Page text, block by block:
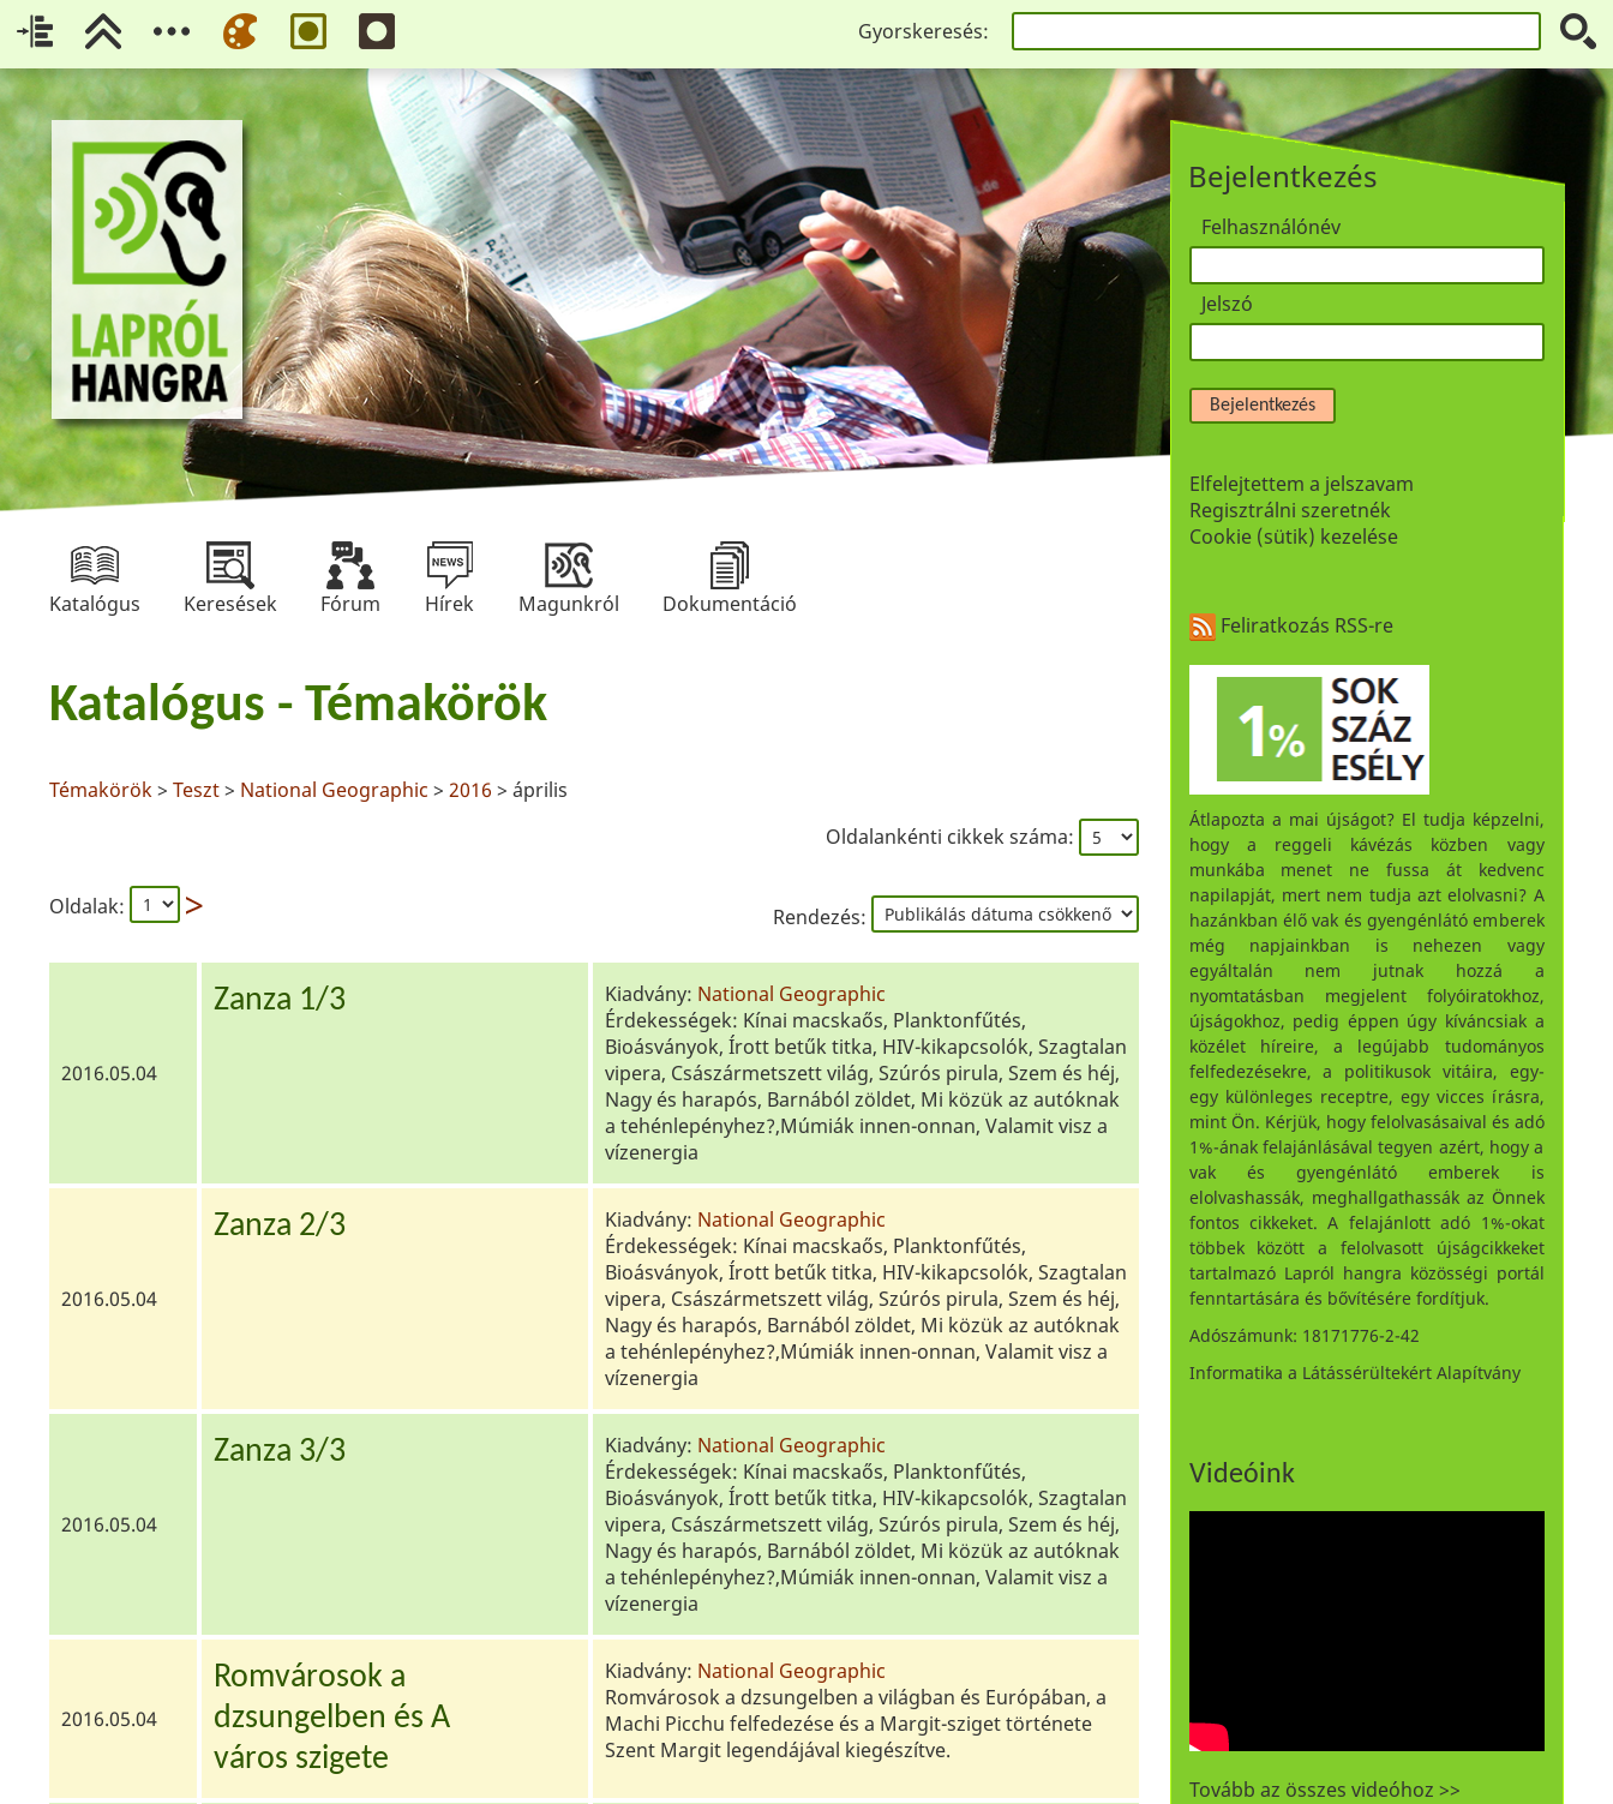
Gyorskeresés:
Bejelentkezés
Felhasználónév
Jelszó
Bejelentkezés
Elfelejtettem a jelszavam
Regisztrálni szeretnék
Cookie (sütik) kezelése
Katalógus Keresések Fórum Hírek Magunkról Dokumentáció
Katalógus - Témakörök
Témakörök> Teszt> National Geographic > 2016 > április
Oldalankénti cikkek száma:
Oldalak: Rendezés:
2016.05.04
Zanza 1/3 Kiadvány: National Geographic
Érdekességek: Kínai macskaős, Planktonfűtés,
Bioásványok, Írott betűk titka, HIV-kikapcsolók, Szagtalan
vipera, Császármetszett világ, Szúrós pirula, Szem és héj,
Nagy és harapós, Barnából zöldet, Mi közük az autóknak
a tehénlepényhez?,Múmiák innen-onnan, Valamit visz a
vízenergia
2016.05.04
Zanza 2/3 Kiadvány: National Geographic
Érdekességek: Kínai macskaős, Planktonfűtés,
Bioásványok, Írott betűk titka, HIV-kikapcsolók, Szagtalan
vipera, Császármetszett világ, Szúrós pirula, Szem és héj,
Nagy és harapós, Barnából zöldet, Mi közük az autóknak
a tehénlepényhez?,Múmiák innen-onnan, Valamit visz a
vízenergia
2016.05.04
Zanza 3/3 Kiadvány: National Geographic
Érdekességek: Kínai macskaős, Planktonfűtés,
Bioásványok, Írott betűk titka, HIV-kikapcsolók, Szagtalan
vipera, Császármetszett világ, Szúrós pirula, Szem és héj,
Nagy és harapós, Barnából zöldet, Mi közük az autóknak
a tehénlepényhez?,Múmiák innen-onnan, Valamit visz a
vízenergia
2016.05.04
Romvárosok a
dzsungelben és A
város szigete
Kiadvány: National Geographic
Romvárosok a dzsungelben a világban és Európában, a
Machi Picchu felfedezése és a Margit-sziget története
Szent Margit legendájával kiegészítve.
Feliratkozás RSS-re
Átlapozta a mai újságot? El tudja képzelni,
hogy a reggeli kávézás közben vagy
munkába menet ne fussa át kedvenc
napilapját, mert nem tudja azt elolvasni? A
hazánkban élő vak és gyengénlátó emberek
még napjainkban is nehezen vagy
egyáltalán nem jutnak hozzá a
nyomtatásban megjelent folyóiratokhoz,
újságokhoz, pedig éppen úgy kíváncsiak a
közélet híreire, a legújabb tudományos
felfedezésekre, a politikusok vitáira, egy-
egy különleges receptre, egy vicces írásra,
mint Ön. Kérjük, hogy felolvasásaival és adó
1%-ának felajánlásával tegyen azért, hogy a
vak és gyengénlátó emberek is
elolvashassák, meghallgathassák az Önnek
fontos cikkeket. A felajánlott adó 1%-okat
többek között a felolvasott újságcikkeket
tartalmazó Lapról hangra közösségi portál
fenntartására és bővítésére fordítjuk.
Adószámunk: 18171776-2-42
Informatika a Látássérültekért Alapítvány
Videóink
Tovább az összes videóhoz >>